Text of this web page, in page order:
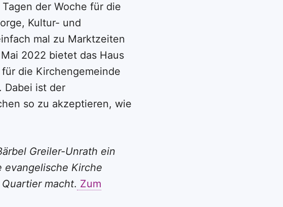
der Woche für die
Kultur- und
mal zu Marktzeiten
2022 bietet das Haus
die Kirchengemeinde
Dabei ist der
so zu akzeptieren, wie
Greiler-Unrath ein
evangelische Kirche
macht. Zum